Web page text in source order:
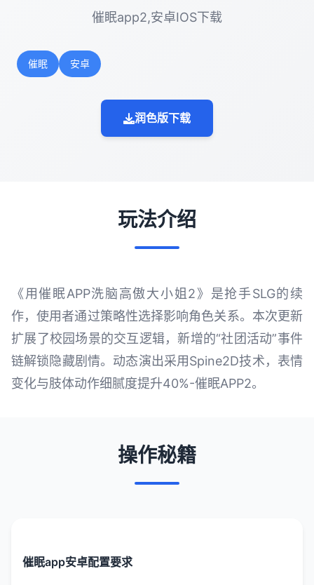
催眠app2,安卓IOS下载
催眠 安卓
润色版下载
玩法介绍
《用催眠APP洗脑高傲大小姐2》是抢手SLG的续
作，使用者通过策略性选择影响角色关系。本次更新
扩展了校园场景的交互逻辑，新增的“社团活动”事件
链解锁隐藏剧情。动态演出采用Spine2D技术，表情
变化与肢体动作细腻度提升40%-催眠APP2。
操作秘籍
催眠app安卓配置要求